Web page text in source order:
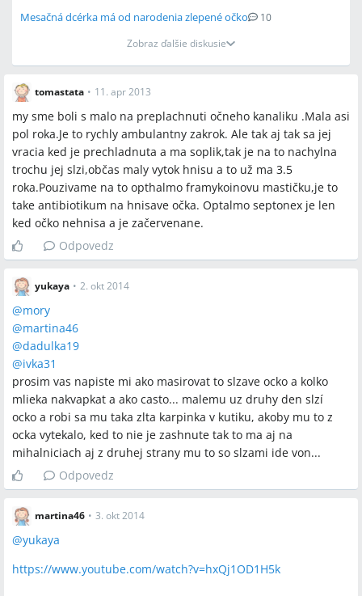
Mesačná dcérka má od narodenia zlepené očko
10
Zobraz ďalšie diskusie
tomastata • 11. apr 2013
my sme boli s malo na preplachnuti očneho kanaliku .Mala asi
pol roka.Je to rychly ambulantny zakrok. Ale tak aj tak sa jej
vracia ked je prechladnuta a ma soplik,tak je na to nachylna
trochu jej slzi,občas maly vytok hnisu a to už ma 3.5
roka.Pouzivame na to opthalmo framykoinovu mastičku,je to
take antibiotikum na hnisave očka. Optalmo septonex je len
ked očko nehnisa a je začervenane.
Odpovedz
yukaya • 2. okt 2014
@mory
@martina46
@dadulka19
@ivka31
prosim vas napiste mi ako masirovat to slzave ocko a kolko
mlieka nakvapkat a ako casto... malemu uz druhy den slzí
ocko a robi sa mu taka zlta karpinka v kutiku, akoby mu to z
ocka vytekalo, ked to nie je zashnute tak to ma aj na
mihalniciach aj z druhej strany mu to so slzami ide von...
Odpovedz
martina46 • 3. okt 2014
@yukaya
https://www.youtube.com/watch?v=hxQj1OD1H5k